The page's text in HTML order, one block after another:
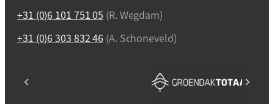
+31 (0)6 101 751 05 (R. Wegdam)
+31 (0)6 303 832 46 (A. Schoneveld)